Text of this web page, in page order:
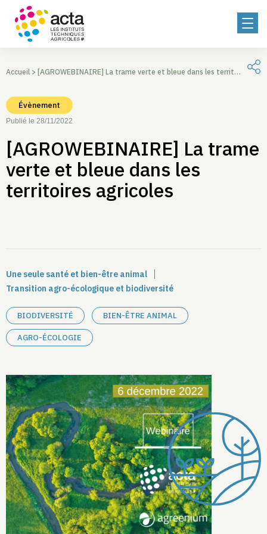
Accueil > [AGROWEBINAIRE] La trame verte et bleue dans les territoires agricoles
Évènement
Publié le 28/11/2022
[AGROWEBINAIRE] La trame
verte et bleue dans les
territoires agricoles
Une seule santé et bien-être animal
Transition agro-écologique et biodiversité
BIODIVERSITÉ BIEN-ÊTRE ANIMAL
AGRO-ÉCOLOGIE